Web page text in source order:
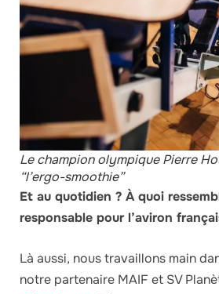
Le champion olympique Pierre
“l’ergo-smoothie”
Et au quotidien ? À quoi
responsable pour l’aviron
Là aussi, nous travaillons main
notre partenaire MAIF et SV